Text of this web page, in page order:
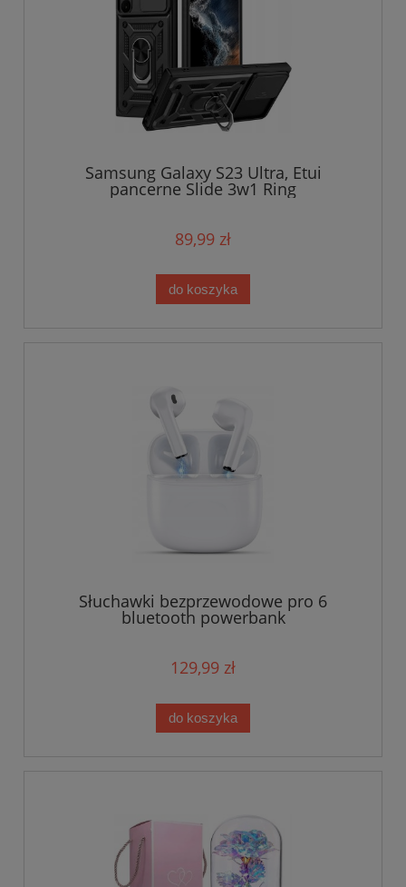
Samsung Galaxy S23 Ultra, Etui
pancerne Slide 3w1 Ring
89,99 zł
do koszyka
Słuchawki bezprzewodowe pro 6
bluetooth powerbank
129,99 zł
do koszyka